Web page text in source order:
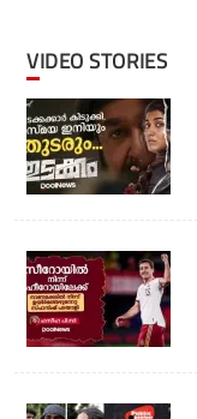
VIDEO STORIES